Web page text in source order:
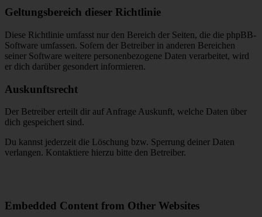
Geltungsbereich dieser Richtlinie
Diese Richtlinie umfasst nur den Bereich der Seiten, die die phpBB-
Software umfassen. Sofern der Betreiber in anderen Bereichen
seiner Software weitere personenbezogene Daten verarbeitet, wird
er dich darüber gesondert informieren.
Auskunftsrecht
Der Betreiber erteilt dir auf Anfrage Auskunft, welche Daten über
dich gespeichert sind.
Du kannst jederzeit die Löschung bzw. Sperrung deiner Daten
verlangen. Kontaktiere hierzu bitte den Betreiber.
Embedded Content from Other Websites